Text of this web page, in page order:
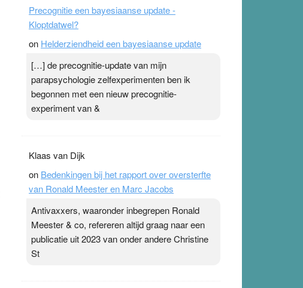
Precognitie een bayesiaanse update -
Kloptdatwel?
on Helderziendheid een bayesiaanse update
[…] de precognitie-update van mijn
parapsychologie zelfexperimenten ben ik
begonnen met een nieuw precognitie-
experiment van &
Klaas van Dijk
on Bedenkingen bij het rapport over oversterfte
van Ronald Meester en Marc Jacobs
Antivaxxers, waaronder inbegrepen Ronald
Meester & co, refereren altijd graag naar een
publicatie uit 2023 van onder andere Christine
St